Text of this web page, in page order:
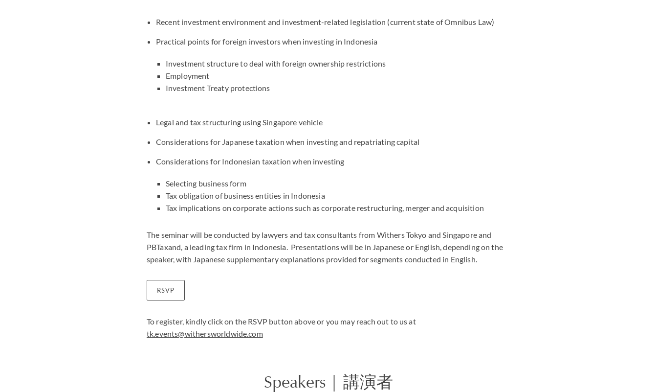
Recent investment environment and investment-related legislation (current state of Omnibus Law)
Practical points for foreign investors when investing in Indonesia
Investment structure to deal with foreign ownership restrictions
Employment
Investment Treaty protections
Legal and tax structuring using Singapore vehicle
Considerations for Japanese taxation when investing and repatriating capital
Considerations for Indonesian taxation when investing
Selecting business form
Tax obligation of business entities in Indonesia
Tax implications on corporate actions such as corporate restructuring, merger and acquisition
The seminar will be conducted by lawyers and tax consultants from Withers Tokyo and Singapore and
PBTaxand, a leading tax firm in Indonesia. Presentations will be in Japanese or English, depending on the
speaker, with Japanese supplementary explanations provided for segments conducted in English.
RSVP
To register, kindly click on the RSVP button above or you may reach out to us at
tk.events@withersworldwide.com
Speakers | 講演者